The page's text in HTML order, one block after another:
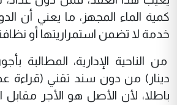
كمية الماء المجهز، ما يعني أن
خدمة لا تضمن استمراريتها أو
من الناحية الإدارية، المطالبة
دينار) من دون سند تقني (قراءة
باطلا، لأن الأصل هو الأجر مقابل